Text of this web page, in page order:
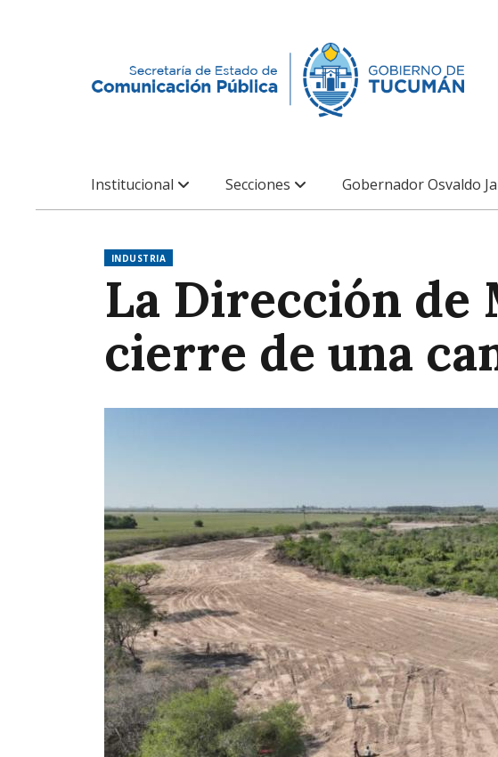
Institucional Secciones Gobernador Osvaldo
INDUSTRIA
La Dirección de
cierre de una